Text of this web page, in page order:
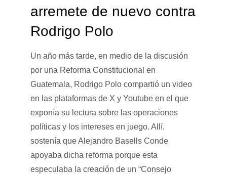
arremete de nuevo contra
Rodrigo Polo
Un año más tarde, en medio de la discusión
por una Reforma Constitucional en
Guatemala, Rodrigo Polo compartió un video
en las plataformas de X y Youtube en el que
exponía su lectura sobre las operaciones
políticas y los intereses en juego. Allí,
sostenía que Alejandro Basells Conde
apoyaba dicha reforma porque esta
especulaba la creación de un “Consejo